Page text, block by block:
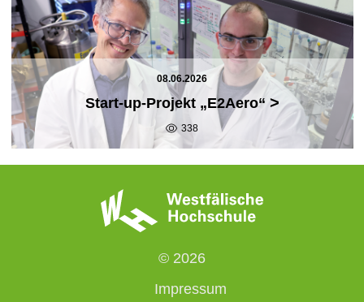
08.06.2026
Start-up-Projekt „E2Aero“ >
338
© 2026
Impressum